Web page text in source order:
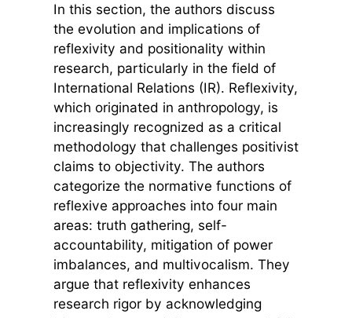
In this section, the authors discuss
the evolution and implications of
reflexivity and positionality within
research, particularly in the field of
International Relations (IR). Reflexivity,
which originated in anthropology, is
increasingly recognized as a critical
methodology that challenges positivist
claims to objectivity. The authors
categorize the normative functions of
reflexive approaches into four main
areas: truth gathering, self-
accountability, mitigation of power
imbalances, and multivocalism. They
argue that reflexivity enhances
research rigor by acknowledging